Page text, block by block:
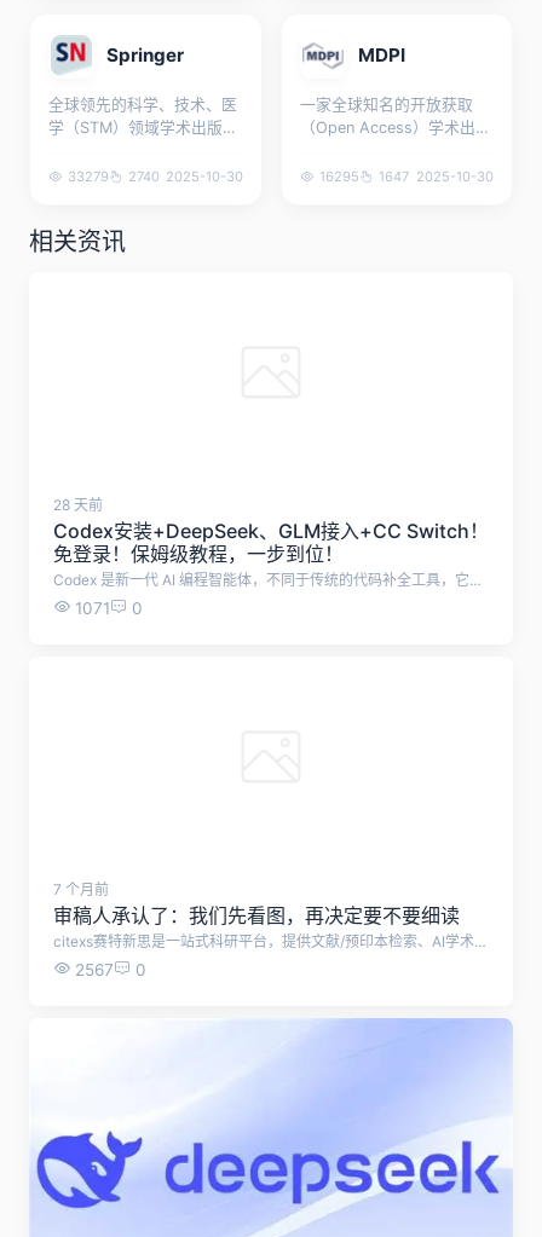
Springer
全球领先的科学、技术、医
学（STM）领域学术出版巨
33279 2740 2025-10-30
MDPI
一家全球知名的开放获取
（Open Access）学术出版
16295 1647 2025-10-30
相关资讯
28 天前
Codex安装+DeepSeek、GLM接入+CC Switch！
免登录！保姆级教程，一步到位！
Codex 是新一代 AI 编程智能体，不同于传统的代码补全工具，它不仅能生成代码，还能理解整个项目、自动修改与重构、执行任务，并深度参与软件开发的全流程。 本文档从零开始，教大家使用Codex，小白也能学会！ 首先，下载Codex安装包：https://openai.com/zh-Hans-CN/codex/，下载后运行安装包 或者使用最简单的方式，直接在电脑Microsoft Store中，搜索codex，点击获取 安装成功后，打开Codex，打开后是这样的界面，需要我们登录，这一步可以先不管，直接退出。 然后，需要下载CC Switch工具，帮助我们配置Codex 下载地址：https://www.ccswitch.io/zh/ 点击免费下载后，跳转Github，根据电脑系统选择合适的安装包，我这里使用的是Windows便携版，无需安装的版本。 下载解压之后，双击运行cc-switch.exe 打开cc-switch之后，点击上方ChatGPT图标，再点击右侧的加号 在这里，可以选择配置各种大模型了，这里推荐字节跳动旗下的方舟 Agent Plan，最新支持 GLM-5.2 与 Kimi-K2.7，限时 9.9 元起，加量不加价。 添加之后，点击编辑进行配置 需要填入API Key，以及修改API 请求地址，其余设置默认即可。 API购买地址：https://www.volcengine.com/activity/agentplan 点击购买9.9元套餐，购买成功后点击开启使用 将API 请求地址改为：https://ark.cn-beijing.volces.com/api/plan/v3 可选择模式使用的大模型，推荐GLM-5.2 复制API Key填入cc-switch，然后点击保存。 配置成功后，点击启用，这时候会提示你，需要开启路由 开启路由，点击左上方设置按钮，点击路由，勾选这三个选项。 以上，就配置成功了。重启Codex，就能使用Codex了。
1071 0
7 个月前
审稿人承认了：我们先看图，再决定要不要细读
citexs赛特新思是一站式科研平台，提供文献/预印本检索、AI学术问答、课题调研与综述、SCI辅助写作、AI润色、智能降重&降AIGC、预审稿、审稿人回信、AI研究选题、全球科研基金查询、基金写作助手、AI文献计量学分析、图文检索、资讯解读、SCI期刊查选等技术支持。
2567 0